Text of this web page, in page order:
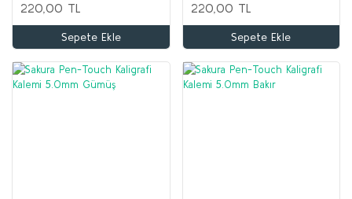
220,00 TL
Sepete Ekle
220,00 TL
Sepete Ekle